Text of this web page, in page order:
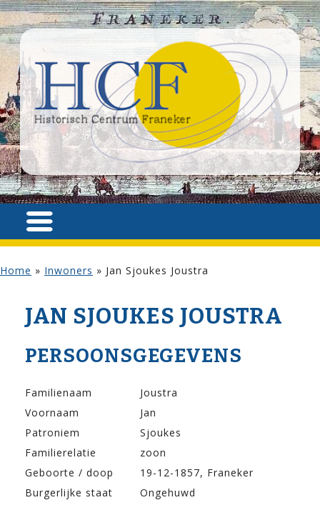
Home » Inwoners » Jan Sjoukes Joustra
JAN SJOUKES JOUSTRA
PERSOONSGEGEVENS
Familienaam
Joustra
Voornaam
Jan
Patroniem
Sjoukes
Familierelatie
zoon
Geboorte / doop
19-12-1857, Franeker
Burgerlijke staat
Ongehuwd